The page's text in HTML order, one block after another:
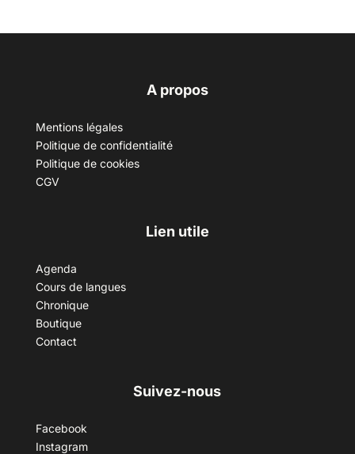
A propos
Mentions légales
Politique de confidentialité
Politique de cookies
CGV
Lien utile
Agenda
Cours de langues
Chronique
Boutique
Contact
Suivez-nous
Facebook
Instagram